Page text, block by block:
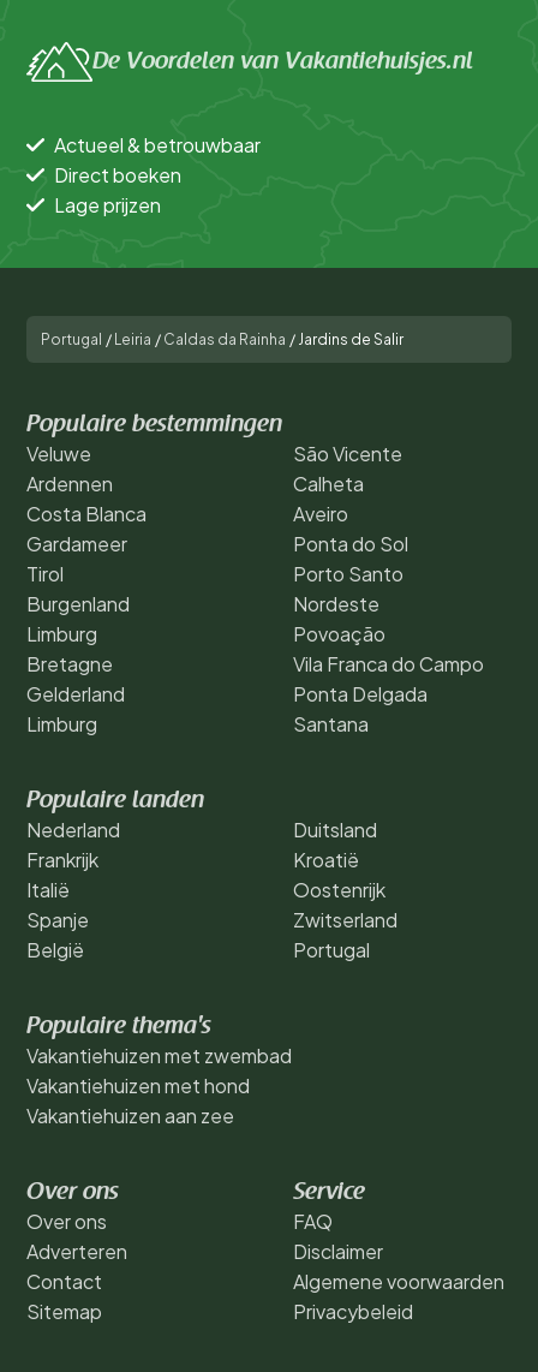
De Voordelen van Vakantiehuisjes.nl
Actueel & betrouwbaar
Direct boeken
Lage prijzen
Portugal / Leiria / Caldas da Rainha / Jardins de Salir
Populaire bestemmingen
Veluwe
Ardennen
Costa Blanca
Gardameer
Tirol
Burgenland
Limburg
Bretagne
Gelderland
Limburg
São Vicente
Calheta
Aveiro
Ponta do Sol
Porto Santo
Nordeste
Povoação
Vila Franca do Campo
Ponta Delgada
Santana
Populaire landen
Nederland
Frankrijk
Italië
Spanje
België
Duitsland
Kroatië
Oostenrijk
Zwitserland
Portugal
Populaire thema's
Vakantiehuizen met zwembad
Vakantiehuizen met hond
Vakantiehuizen aan zee
Over ons
Over ons
Adverteren
Contact
Sitemap
Service
FAQ
Disclaimer
Algemene voorwaarden
Privacybeleid